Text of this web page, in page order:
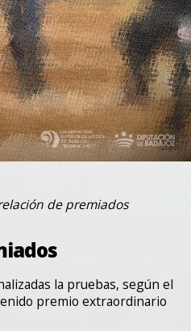
de premiados
la pruebas, según el
premio extraordinario